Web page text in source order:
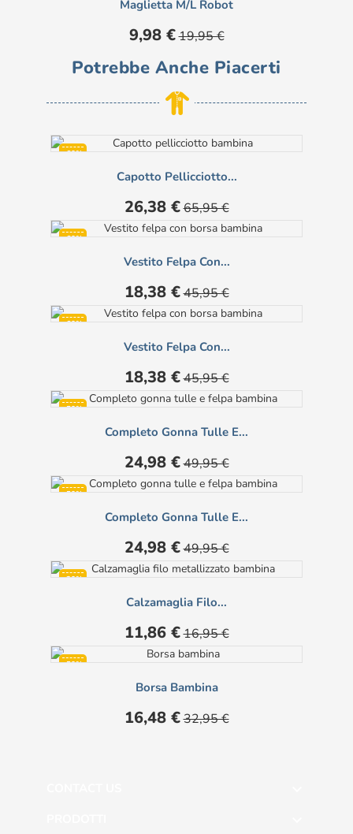
Maglietta M/l Robot
Prezzo
9,98 € Prezzo
base
19,95 €
Potrebbe Anche Piacerti
-60%
Capotto Pellicciotto...
Prezzo
26,38 € Prezzo
base
65,95 €
-60%
Vestito Felpa Con...
Prezzo
18,38 € Prezzo
base
45,95 €
-60%
Vestito Felpa Con...
Prezzo
18,38 € Prezzo
base
45,95 €
-50%
Completo Gonna Tulle E...
Prezzo
24,98 € Prezzo
base
49,95 €
-50%
Completo Gonna Tulle E...
Prezzo
24,98 € Prezzo
base
49,95 €
-30%
Calzamaglia Filo...
Prezzo
11,86 € Prezzo
base
16,95 €
-50%
Borsa Bambina
Prezzo
16,48 € Prezzo
base
32,95 €